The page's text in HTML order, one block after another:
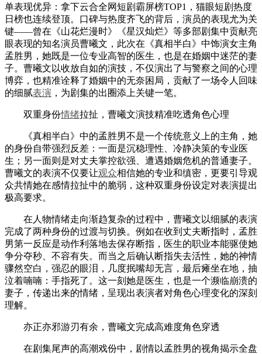
单表现优异：拿下云合全网短剧霸屏榜TOP1，猫眼短剧热度
日榜也连续登顶。口碑与热度齐飞的背后，演员的表现尤为关
键——曾在《山花烂漫时》《星汉灿烂》等多部剧集中贡献亮
眼表现的知名演员曹曦文，此次在《真相半白》中饰演女主角
孟胜男，她既是一位专业高智的医生，也是在婚姻中迷茫的妻
子。曹曦文以收放自如的演技，不仅演出了与警察之间的心理
博弈，也精准诠释了婚姻中的无奈困局，贡献了一场令人回味
的细腻表演 ，为剧集的出圈添上关键一笔。
双重身份情绪拉扯，曹曦文演技精准吃透角色心理
《真相半白》中的孟胜男不是一个传统意义上的主角，她
的身份自带强烈反差：一面是沉稳理性、冷静决策的专业医
生；另一面则是对丈夫掌控欲强、遭遇婚姻危机的普通妻子。
曹曦文的表演不仅要让观众相信她的专业和缜密，更要引导观
众共情她在感情拉扯中的脆弱，这种双重身份设定对表演提出
极高要求。
在人物情绪走向渐趋复杂的过程中，曹曦文以细腻的表演
完成了两种身份的过渡与切换。例如在收到丈夫断指时，孟胜
男第一反应是动作利落地去保存断指，医生的职业本能驱使她
争分夺秒、不容有失。而当之后确认断指失去活性，她的神情
骤然空白，强忍的眼泪，几度抿嘴却无言，最后瘫坐在地，抽
泣着喃喃：手指死了。这一刻她是医生，也是一个濒临崩溃的
妻子，传递出来的情绪，呈现出表演者对角色心理变化的深刻
理解。
亦正亦邪游刃有余，曹曦文完成高难度角色穿透
在剧集尾声的高潮戏份中，剧情以孟胜男的视角揭示全盘